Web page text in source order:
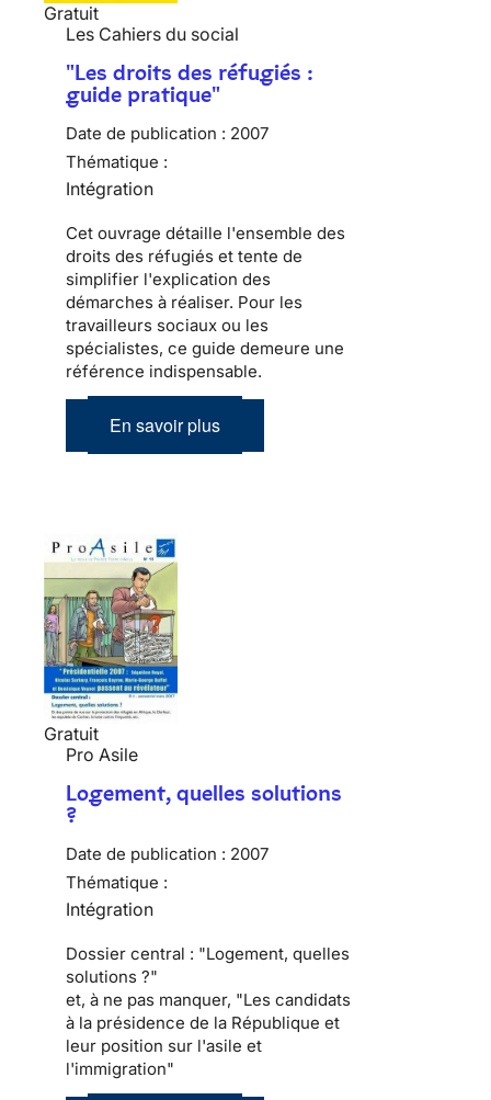
Gratuit
Les Cahiers du social
"Les droits des réfugiés :
guide pratique"
Date de publication : 2007
Thématique :
Intégration
Cet ouvrage détaille l'ensemble des
droits des réfugiés et tente de
simplifier l'explication des
démarches à réaliser. Pour les
travailleurs sociaux ou les
spécialistes, ce guide demeure une
référence indispensable.
En savoir plus
Gratuit
Pro Asile
Logement, quelles solutions
?
Date de publication : 2007
Thématique :
Intégration
Dossier central : "Logement, quelles
solutions ?"
et, à ne pas manquer, "Les candidats
à la présidence de la République et
leur position sur l'asile et
l'immigration"